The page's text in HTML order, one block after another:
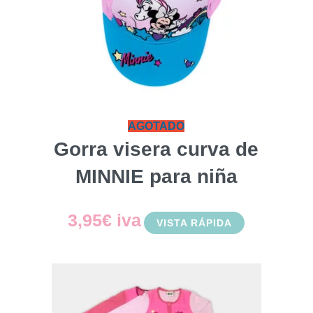
AGOTADO
Gorra visera curva de
MINNIE para niña
3,95€ iva VISTA RÁPIDA